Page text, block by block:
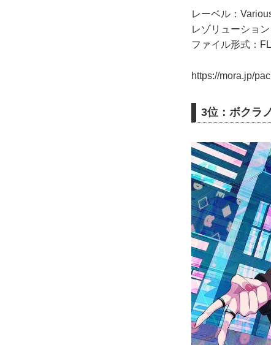
レーベル：
レゾリューショ
ファイル形式：
https://mora.jp/
3位：ボクラ